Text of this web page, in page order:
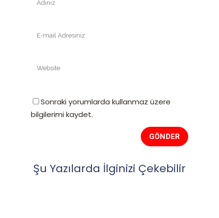
Sonraki yorumlarda kullanmaz üzere
bilgilerimi kaydet.
Şu Yazılarda İlginizi Çekebilir